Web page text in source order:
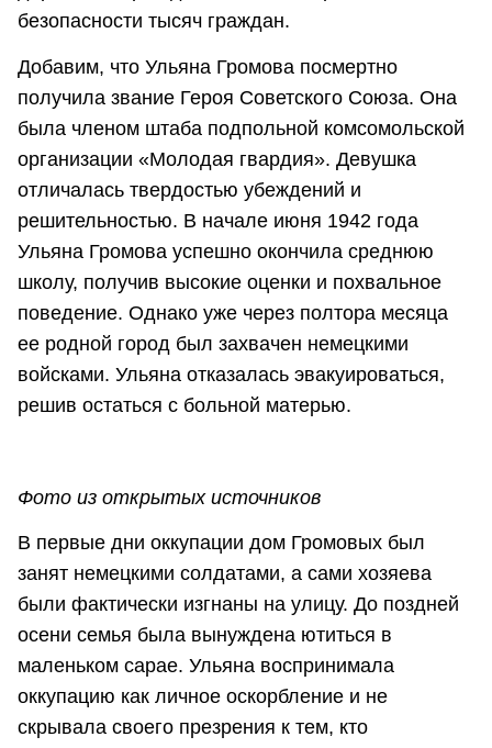
безопасности тысяч граждан.
Добавим, что Ульяна Громова посмертно
получила звание Героя Советского Союза. Она
была членом штаба подпольной комсомольской
организации «Молодая гвардия». Девушка
отличалась твердостью убеждений и
решительностью. В начале июня 1942 года
Ульяна Громова успешно окончила среднюю
школу, получив высокие оценки и похвальное
поведение. Однако уже через полтора месяца
ее родной город был захвачен немецкими
войсками. Ульяна отказалась эвакуироваться,
решив остаться с больной матерью.
Фото из открытых источников
В первые дни оккупации дом Громовых был
занят немецкими солдатами, а сами хозяева
были фактически изгнаны на улицу. До поздней
осени семья была вынуждена ютиться в
маленьком сарае. Ульяна воспринимала
оккупацию как личное оскорбление и не
скрывала своего презрения к тем, кто